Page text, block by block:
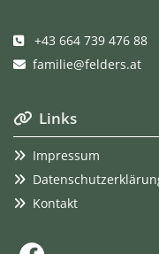
 +43 664 739 476 88
 familie@felders.at
 Links
 Impressum

 Kontakt